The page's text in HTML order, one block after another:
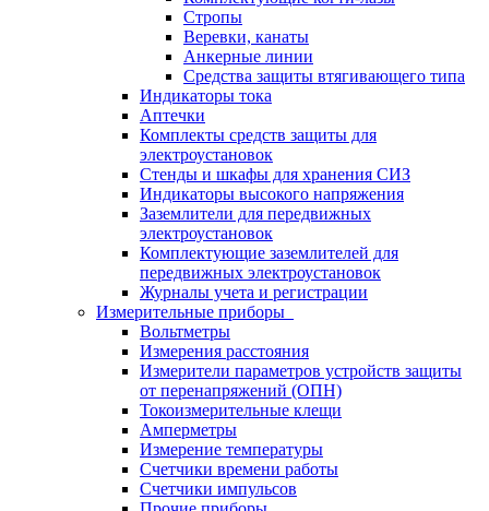
Стропы
Веревки, канаты
Анкерные линии
Средства защиты втягивающего типа
Индикаторы тока
Аптечки
Комплекты средств защиты для
электроустановок
Стенды и шкафы для хранения СИЗ
Индикаторы высокого напряжения
Заземлители для передвижных
электроустановок
Комплектующие заземлителей для
передвижных электроустановок
Журналы учета и регистрации
Измерительные приборы
Вольтметры
Измерения расстояния
Измерители параметров устройств защиты
от перенапряжений (ОПН)
Токоизмерительные клещи
Амперметры
Измерение температуры
Счетчики времени работы
Счетчики импульсов